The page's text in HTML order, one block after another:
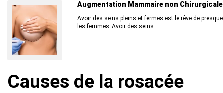
Augmentation Mammaire non Chirurgicale
Avoir des seins pleins et fermes est le rêve de
les femmes. Avoir des seins...
Causes de la rosacée